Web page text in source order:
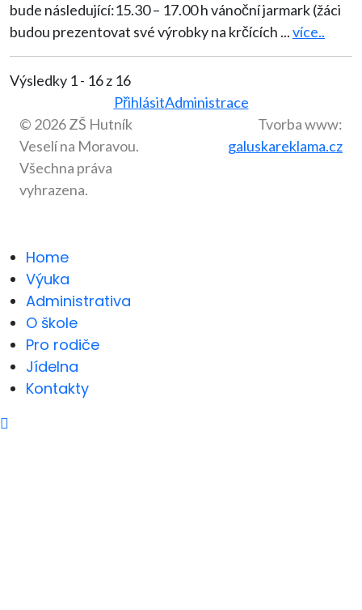
bude následující:15.30 – 17.00 h vánoční jarmark (žáci
budou prezentovat své výrobky na krčících ...více..
Výsledky 1 - 16 z 16
PřihlásitAdministrace
© 2026 ZŠ Hutník
Veselí na Moravou.
Všechna práva
vyhrazena.
Tvorba www:
galuskareklama.cz
Home
Výuka
Administrativa
O škole
Pro rodiče
Jídelna
Kontakty